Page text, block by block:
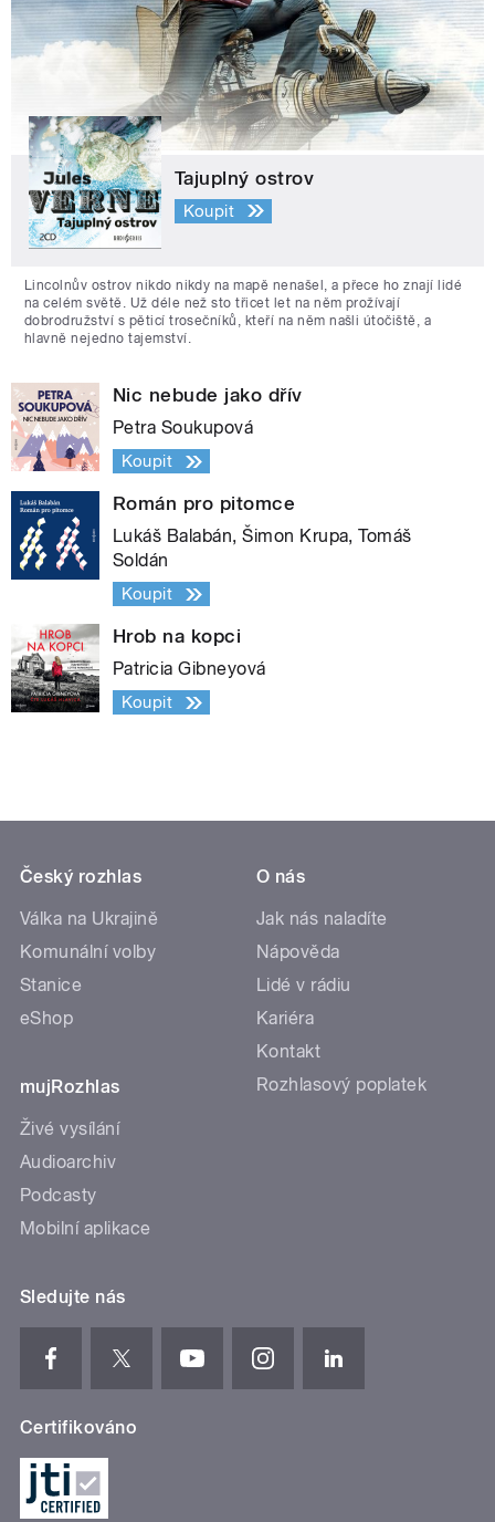
Tajuplný ostrov
Koupit
Lincolnův ostrov nikdo nikdy na mapě nenašel, a přece ho znají lidé
na celém světě. Už déle než sto třicet let na něm prožívají
dobrodružství s pěticí trosečníků, kteří na něm našli útočiště, a
hlavně nejedno tajemství.
Nic nebude jako dřív
Petra Soukupová
Koupit
Román pro pitomce
Lukáš Balabán, Šimon Krupa, Tomáš
Soldán
Koupit
Hrob na kopci
Patricia Gibneyová
Koupit
Český rozhlas
Válka na Ukrajině
Komunální volby
Stanice
eShop
mujRozhlas
Živé vysílání
Audioarchiv
Podcasty
Mobilní aplikace
O nás
Jak nás naladíte
Nápověda
Lidé v rádiu
Kariéra
Kontakt
Rozhlasový poplatek
Sledujte nás
Certifikováno